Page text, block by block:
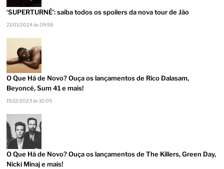
‘SUPERTURNÊ’: saiba todos os spoilers da nova tour de Jão
21/01/2024 às 09:59
O Que Há de Novo? Ouça os lançamentos de Rico Dalasam,
Beyoncé, Sum 41 e mais!
15/12/2023 às 10:05
O Que Há de Novo? Ouça os lançamentos de The Killers, Green Day,
Nicki Minaj e mais!